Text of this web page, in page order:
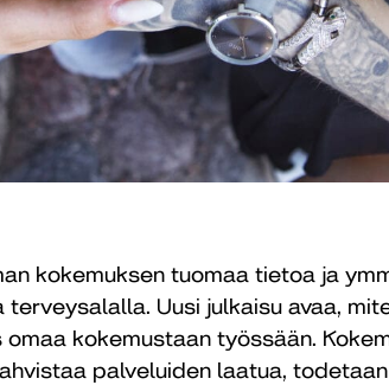
kokemuksen tuomaa tietoa ja
Uusi julkaisu avaa,
kokemustaan työssään.
palveluiden laatua,